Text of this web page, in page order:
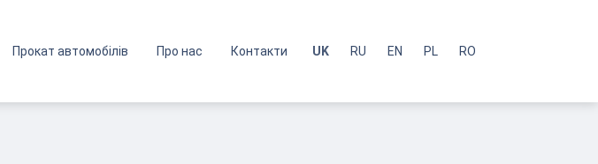
Прокат автомобілів Про нас Контакти UK RU EN PL RO